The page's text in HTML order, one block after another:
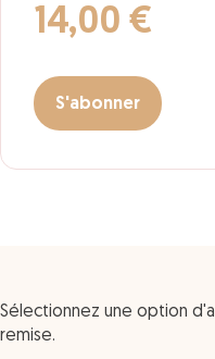
14,00 €
S'abonner
Sélectionnez une option
remise.